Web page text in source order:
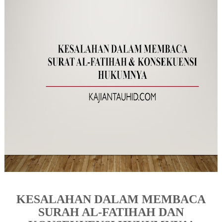
KESALAHAN DALAM MEMBACA
SURAH AL-FATIHAH DAN